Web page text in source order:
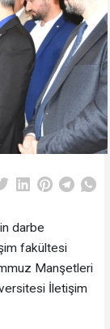
darbe
fakültesi
Manşetleri
İletişim